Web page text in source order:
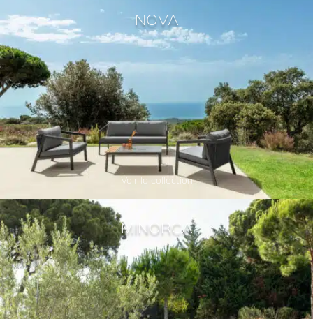
NOVA
Voir la collection
MINORCA